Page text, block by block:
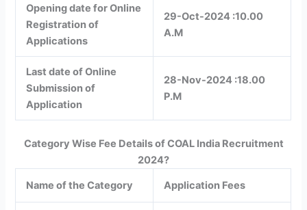
Opening date for Online
Registration of
Applications
29-Oct-2024 :10.00
A.M
Last date of Online
Submission of
Application
28-Nov-2024 :18.00
P.M
Category Wise Fee Details of COAL India Recruitment
2024?
Name of the Category Application Fees